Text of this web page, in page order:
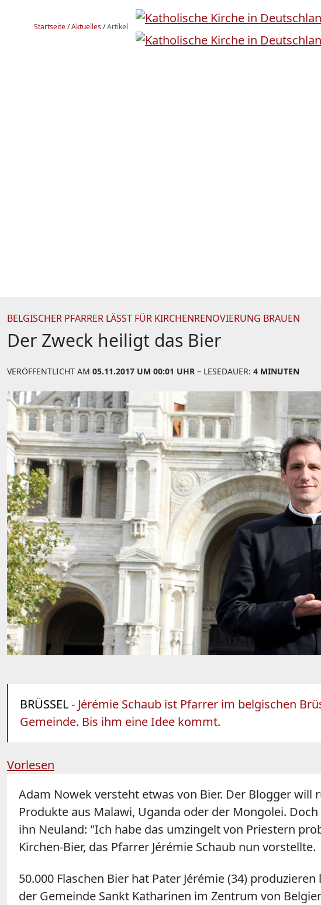
Startseite/Aktuelles/Artikel
BELGISCHER PFARRER LÄSST FÜR KIRCHENRENOVIERUNG BRAUEN
Der Zweck heiligt das Bier
VERÖFFENTLICHT AM 05.11.2017 UM 00:01 UHR – LESEDAUER: 4 MINUTEN
BRÜSSEL- Jérémie Schaub ist Pfarrer im belgischen
Gemeinde. Bis ihm eine Idee kommt.
Vorlesen
Adam Nowek versteht etwas von Bier. Der Blogger will
Produkte aus Malawi, Uganda oder der Mongolei.
ihn Neuland: "Ich habe das umzingelt von Priestern
Kirchen-Bier, das Pfarrer Jérémie Schaub nun vorstellte.
50.000 Flaschen Bier hat Pater Jérémie (34)
der Gemeinde Sankt Katharinen im Zentrum von